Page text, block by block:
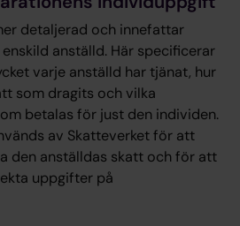
detaljerad och innefattar
anställd. Här specificerar
varje anställd har tjänat, hur
som dragits och vilka
betalas för just den individen.
av Skatteverket för att
den anställdas skatt och för att
uppgifter på